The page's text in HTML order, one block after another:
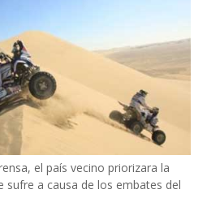
el país vecino priorizara la
sufre a causa de los embates del